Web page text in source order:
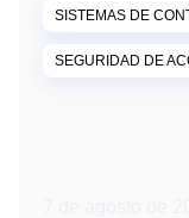
SISTEMAS DE
SEGURIDAD DE